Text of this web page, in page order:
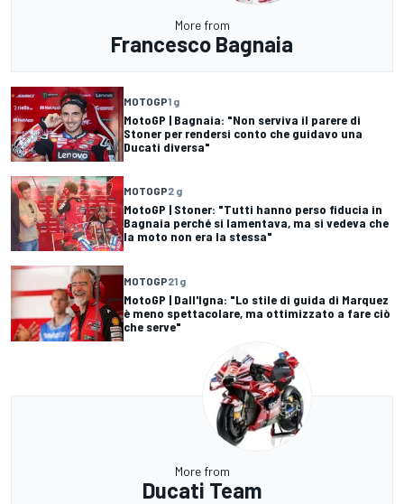
More from
Francesco Bagnaia
MOTOGP1 g
MotoGP | Bagnaia: "Non serviva il parere di
Stoner per rendersi conto che guidavo una
Ducati diversa"
MOTOGP2 g
MotoGP | Stoner: "Tutti hanno perso fiducia in
Bagnaia perché si lamentava, ma si vedeva che
la moto non era la stessa"
MOTOGP21 g
MotoGP | Dall'Igna: "Lo stile di guida di Marquez
è meno spettacolare, ma ottimizzato a fare ciò
che serve"
More from
Ducati Team